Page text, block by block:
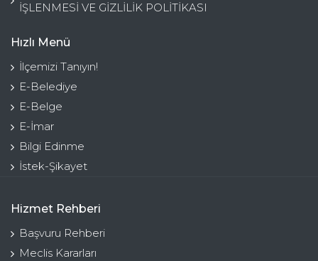
İŞLENMESİ VE GİZLİLİK POLİTİKASI
Hızlı Menü
İlçemizi Tanıyın!
E-Belediye
E-Belge
E-İmar
Bilgi Edinme
İstek-Şikayet
Hizmet Rehberi
Başvuru Rehberi
Meclis Kararları